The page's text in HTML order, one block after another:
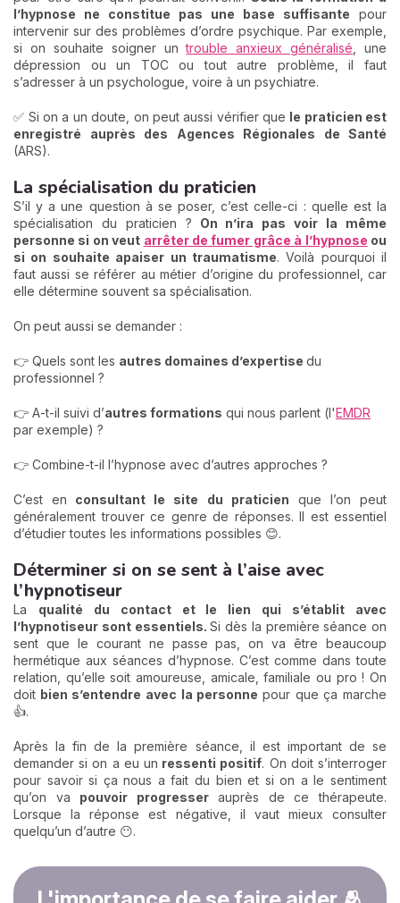
l’hypnose ne constitue pas une base suffisante pour
intervenir sur des problèmes d’ordre psychique. Par exemple,
si on souhaite soigner untrouble anxieux généralisé, une
dépression ou un TOC ou tout autre problème, il faut
s’adresser à un psychologue, voire à un psychiatre.
✅ Si on a un doute, on peut aussi vérifier que le praticien est
enregistré auprès des Agences Régionales de Santé
(ARS).
La spécialisation du praticien
S’il y a une question à se poser, c’est celle-ci : quelle est la
spécialisation du praticien ? On n’ira pas voir la même
personne si on veut arrêter de fumer grâce à l’hypnose ou
si on souhaite apaiser un traumatisme. Voilà pourquoi il
faut aussi se référer au métier d’origine du professionnel, car
elle détermine souvent sa spécialisation.
On peut aussi se demander :
👉 Quels sont les autres domaines d’expertise du
professionnel ?
👉 A-t-il suivi d’autres formations qui nous parlent (l'EMDR
par exemple) ?
👉 Combine-t-il l’hypnose avec d’autres approches ?
C’est en consultant le site du praticien que l’on peut
généralement trouver ce genre de réponses. Il est essentiel
d’étudier toutes les informations possibles 😊.
Déterminer si on se sent à l’aise avec
l’hypnotiseur
La qualité du contact et le lien qui s’établit avec
l’hypnotiseur sont essentiels.Si dès la première séance on
sent que le courant ne passe pas, on va être beaucoup
hermétique aux séances d’hypnose. C’est comme dans toute
relation, qu’elle soit amoureuse, amicale, familiale ou pro ! On
doit bien s’entendre avec la personne pour que ça marche
👍.
Après la fin de la première séance, il est important de se
demander si on a eu un ressenti positif. On doit s’interroger
pour savoir si ça nous a fait du bien et si on a le sentiment
qu’on va pouvoir progresser auprès de ce thérapeute.
Lorsque la réponse est négative, il vaut mieux consulter
quelqu’un d’autre 😶.